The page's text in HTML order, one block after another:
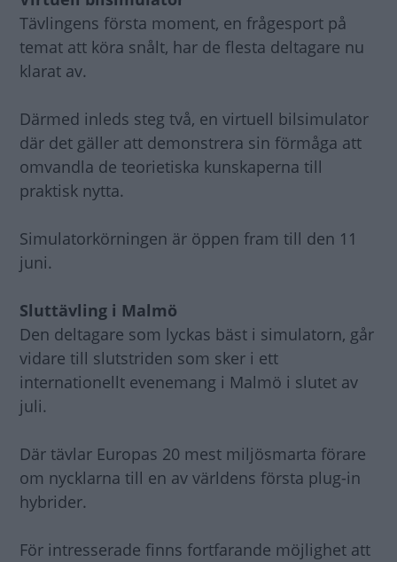
Tävlingens första moment, en frågesport på
temat att köra snålt, har de flesta deltagare nu
klarat av.
Därmed inleds steg två, en virtuell bilsimulator
där det gäller att demonstrera sin förmåga att
omvandla de teorietiska kunskaperna till
praktisk nytta.
Simulatorkörningen är öppen fram till den 11
juni.
Sluttävling i Malmö
Den deltagare som lyckas bäst i simulatorn, går
vidare till slutstriden som sker i ett
internationellt evenemang i Malmö i slutet av
juli.
Där tävlar Europas 20 mest miljösmarta förare
om nycklarna till en av världens första plug-in
hybrider.
För intresserade finns fortfarande möjlighet att